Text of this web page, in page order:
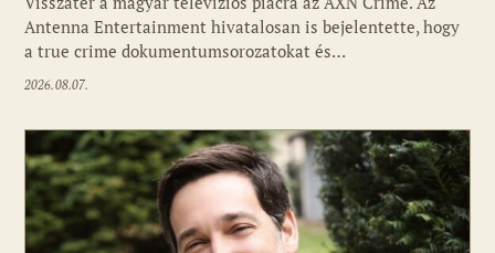
Fotó: media1.hu
Antenna Entertainment hivatalosan is bejelentette, hogy
a true crime dokumentumsorozatokat és…
2026.08.07.